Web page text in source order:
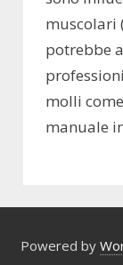
muscolari
potrebbe
molli come
manuale
Powered by